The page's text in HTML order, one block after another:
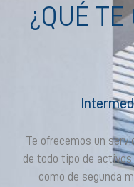
¿QUÉ TE
Te ofrecemos un
de todo tipo de
como de segunda